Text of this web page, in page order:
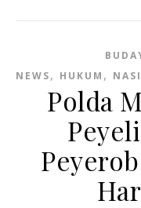
NEWS, HUKUM ,
Polda